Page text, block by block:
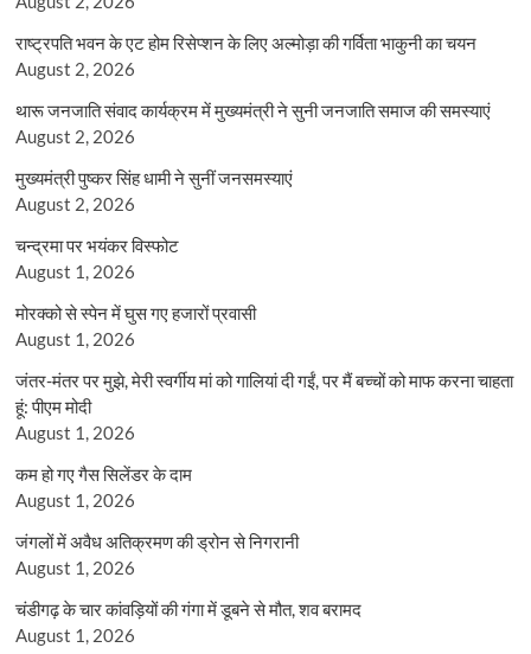
राष्ट्रपति भवन के एट होम रिसेप्शन के लिए अल्मोड़ा की गर्विता भाकुनी का चयन
August 2, 2026
थारू जनजाति संवाद कार्यक्रम में मुख्यमंत्री ने सुनी जनजाति समाज की समस्याएं
August 2, 2026
मुख्यमंत्री पुष्कर सिंह धामी ने सुनीं जनसमस्याएं
August 2, 2026
चन्द्रमा पर भयंकर विस्फोट
August 1, 2026
मोरक्को से स्पेन में घुस गए हजारों प्रवासी
August 1, 2026
जंतर-मंतर पर मुझे, मेरी स्वर्गीय मां को गालियां दी गईं, पर मैं बच्चों को माफ करना चाहता
हूं: पीएम मोदी
August 1, 2026
कम हो गए गैस सिलेंडर के दाम
August 1, 2026
जंगलों में अवैध अतिक्रमण की ड्रोन से निगरानी
August 1, 2026
चंडीगढ़ के चार कांवड़ियों की गंगा में डूबने से मौत, शव बरामद
August 1, 2026